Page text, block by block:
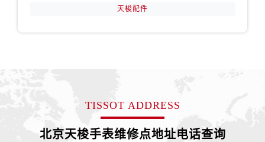
天梭配件
TISSOT ADDRESS
北京天梭手表维修点地址电话查询